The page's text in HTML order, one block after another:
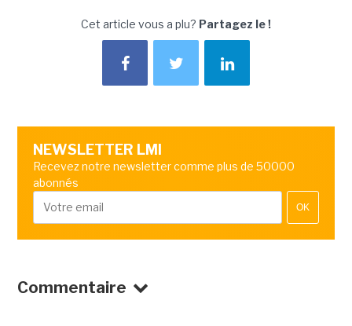
Cet article vous a plu? Partagez le !
NEWSLETTER LMI
Recevez notre newsletter comme plus de 50000
abonnés
OK
Commentaire